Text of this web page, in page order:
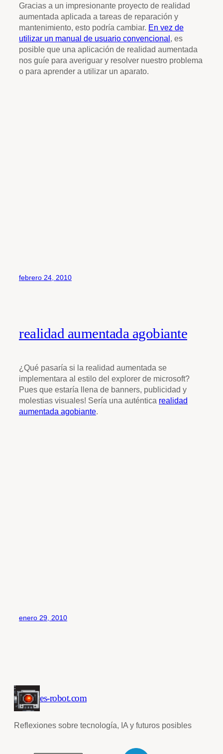
Gracias a un impresionante proyecto de realidad
aumentada aplicada a tareas de reparación y
mantenimiento, esto podría cambiar. En vez de
utilizar un manual de usuario convencional, es
posible que una aplicación de realidad aumentada
nos guíe para averiguar y resolver nuestro problema
o para aprender a utilizar un aparato.
febrero 24, 2010
realidad aumentada agobiante
¿Qué pasaría si la realidad aumentada se
implementara al estilo del explorer de microsoft?
Pues que estaría llena de banners, publicidad y
molestias visuales! Sería una auténtica realidad
aumentada agobiante.
enero 29, 2010
es-robot.com
Reflexiones sobre tecnología, IA y futuros posibles